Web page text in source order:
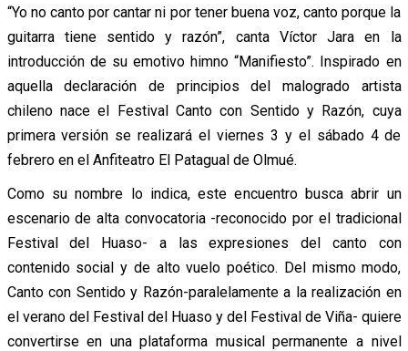
“Yo no canto por cantar ni por tener buena voz, canto porque la
guitarra tiene sentido y razón”, canta Víctor Jara en la
introducción de su emotivo himno “Manifiesto”. Inspirado en
aquella declaración de principios del malogrado artista
chileno nace el Festival Canto con Sentido y Razón, cuya
primera versión se realizará el viernes 3 y el sábado 4 de
febrero en el Anfiteatro El Patagual de Olmué.
Como su nombre lo indica, este encuentro busca abrir un
escenario de alta convocatoria -reconocido por el tradicional
Festival del Huaso- a las expresiones del canto con
contenido social y de alto vuelo poético. Del mismo modo,
Canto con Sentido y Razón-paralelamente a la realización en
el verano del Festival del Huaso y del Festival de Viña- quiere
convertirse en una plataforma musical permanente a nivel